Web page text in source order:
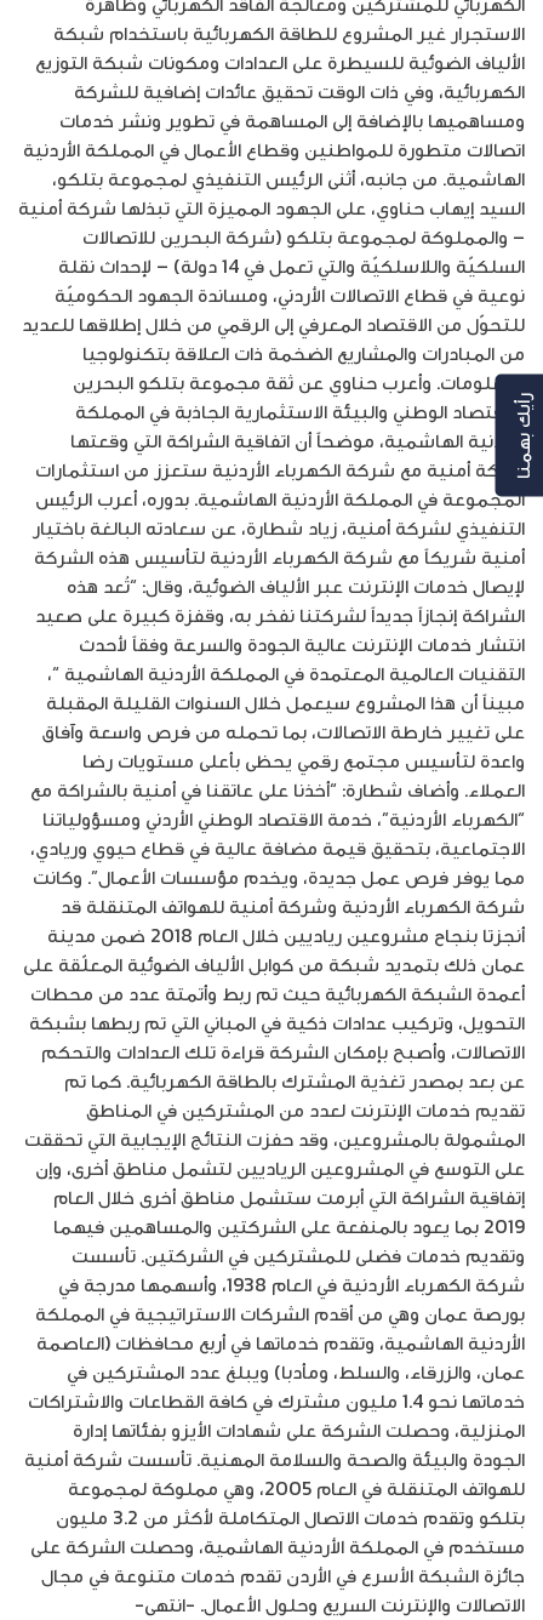
الاستجرار غير المشروع للطاقة الكهربائية باستخدام شبكة
الألياف الضوئية للسيطرة على العدادات ومكونات شبكة التوزيع
الكهربائية، وفي ذات الوقت تحقيق عائدات إضافية للشركة
ومساهميها بالإضافة إلى المساهمة في تطوير ونشر خدمات
اتصالات متطورة للمواطنين وقطاع الأعمال في المملكة الأردنية
الهاشمية. من جانبه، أثنى الرئيس التنفيذي لمجموعة بتلكو،
السيد إيهاب حناوي، على الجهود المميزة التي تبذلها شركة أمنية
– والمملوكة لمجموعة بتلكو (شركة البحرين للاتصالات
السلكيّة واللاسلكيّة والتي تعمل في 14 دولة) – لإحداث نقلة
نوعية في قطاع الاتصالات الأردني، ومساندة الجهود الحكوميّة
للتحوّل من الاقتصاد المعرفي إلى الرقمي من خلال إطلاقها للعديد
من المبادرات والمشاريع الضخمة ذات العلاقة بتكنولوجيا
المعلومات. وأعرب حناوي عن ثقة مجموعة بتلكو البحرين
بالاقتصاد الوطني والبيئة الاستثمارية الجاذبة في المملكة
الأردنية الهاشمية، موضحاً أن اتفاقية الشراكة التي وقعتها
شركة أمنية مع شركة الكهرباء الأردنية ستعزز من استثمارات
المجموعة في المملكة الأردنية الهاشمية. بدوره، أعرب الرئيس
التنفيذي لشركة أمنية، زياد شطارة، عن سعادته البالغة باختيار
أمنية شريكاً مع شركة الكهرباء الأردنية لتأسيس هذه الشركة
لإيصال خدمات الإنترنت عبر الألياف الضوئية، وقال: “تُعد هذه
الشراكة إنجازاً جديداً لشركتنا نفخر به، وقفزة كبيرة على صعيد
انتشار خدمات الإنترنت عالية الجودة والسرعة وفقاً لأحدث
التقنيات العالمية المعتمدة في المملكة الأردنية الهاشمية “،
مبيناً أن هذا المشروع سيعمل خلال السنوات القليلة المقبلة
على تغيير خارطة الاتصالات، بما تحمله من فرص واسعة وآفاق
واعدة لتأسيس مجتمع رقمي يحظى بأعلى مستويات رضا
العملاء. وأضاف شطارة: “أخذنا على عاتقنا في أمنية بالشراكة مع
“الكهرباء الأردنية”، خدمة الاقتصاد الوطني الأردني ومسؤولياتنا
الاجتماعية، بتحقيق قيمة مضافة عالية في قطاع حيوي وريادي،
مما يوفر فرص عمل جديدة، ويخدم مؤسسات الأعمال”. وكانت
شركة الكهرباء الأردنية وشركة أمنية للهواتف المتنقلة قد
أنجزتا بنجاح مشروعين رياديين خلال العام 2018 ضمن مدينة
عمان ذلك بتمديد شبكة من كوابل الألياف الضوئية المعلّقة على
أعمدة الشبكة الكهربائية حيث تم ربط وأتمتة عدد من محطات
التحويل، وتركيب عدادات ذكية في المباني التي تم ربطها بشبكة
الاتصالات، وأصبح بإمكان الشركة قراءة تلك العدادات والتحكم
عن بعد بمصدر تغذية المشترك بالطاقة الكهربائية. كما تم
تقديم خدمات الإنترنت لعدد من المشتركين في المناطق
المشمولة بالمشروعين، وقد حفزت النتائج الإيجابية التي تحققت
على التوسع في المشروعين الرياديين لتشمل مناطق أخرى، وإن
إتفاقية الشراكة التي أبرمت ستشمل مناطق أخرى خلال العام
2019 بما يعود بالمنفعة على الشركتين والمساهمين فيهما
وتقديم خدمات فضلى للمشتركين في الشركتين. تأسست
شركة الكهرباء الأردنية في العام 1938، وأسهمها مدرجة في
بورصة عمان وهي من أقدم الشركات الاستراتيجية في المملكة
الأردنية الهاشمية، وتقدم خدماتها في أربع محافظات (العاصمة
عمان، والزرقاء، والسلط، ومأدبا) ويبلغ عدد المشتركين في
خدماتها نحو 1.4 مليون مشترك في كافة القطاعات والاشتراكات
المنزلية، وحصلت الشركة على شهادات الأيزو بفئاتها إدارة
الجودة والبيئة والصحة والسلامة المهنية. تأسست شركة أمنية
للهواتف المتنقلة في العام 2005، وهي مملوكة لمجموعة
بتلكو وتقدم خدمات الاتصال المتكاملة لأكثر من 3.2 مليون
مستخدم في المملكة الأردنية الهاشمية، وحصلت الشركة على
جائزة الشبكة الأسرع في الأردن تقدم خدمات متنوعة في مجال
الاتصالات والإنترنت السريع وحلول الأعمال. -انتهى-
رأيك بهمنا